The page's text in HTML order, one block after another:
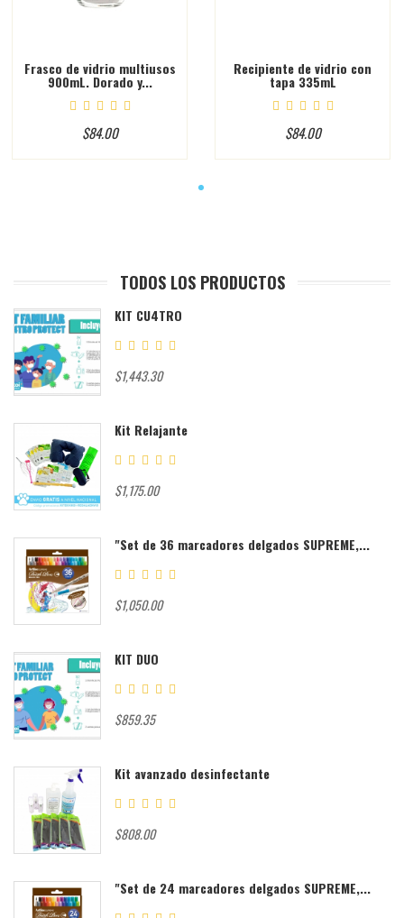
Frasco de vidrio multiusos
900mL. Dorado y...
$84.00
Recipiente de vidrio con
tapa 335mL
$84.00
TODOS LOS PRODUCTOS
KIT CU4TRO
$1,443.30
Kit Relajante
$1,175.00
"Set de 36 marcadores delgados SUPREME,...
$1,050.00
KIT DUO
$859.35
Kit avanzado desinfectante
$808.00
"Set de 24 marcadores delgados SUPREME,...